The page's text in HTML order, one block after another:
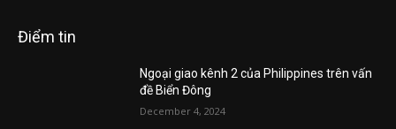
Điểm tin
Ngoại giao kênh 2 của Philippines trên vấn
đề Biển Đông
December 4, 2024